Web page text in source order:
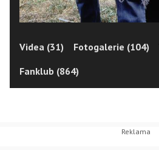
Videa (31) Fotogalerie (104)
Fanklub (864)